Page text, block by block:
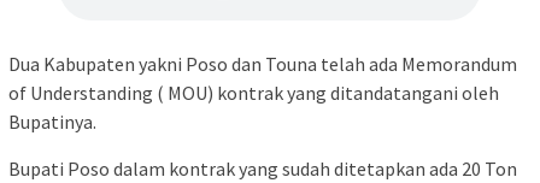
Dua Kabupaten yakni Poso dan Touna telah ada Memorandum
of Understanding ( MOU) kontrak yang ditandatangani oleh
Bupatinya.
Bupati Poso dalam kontrak yang sudah ditetapkan ada 20 Ton